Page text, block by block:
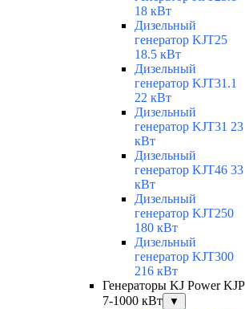
18 кВт
Дизельный
генератор KJT25
18.5 кВт
Дизельный
генератор KJT31.1
22 кВт
Дизельный
генератор KJT31 23
кВт
Дизельный
генератор KJT46 33
кВт
Дизельный
генератор KJT250
180 кВт
Дизельный
генератор KJT300
216 кВт
Генераторы KJ Power KJP
7-1000 кВт
▼